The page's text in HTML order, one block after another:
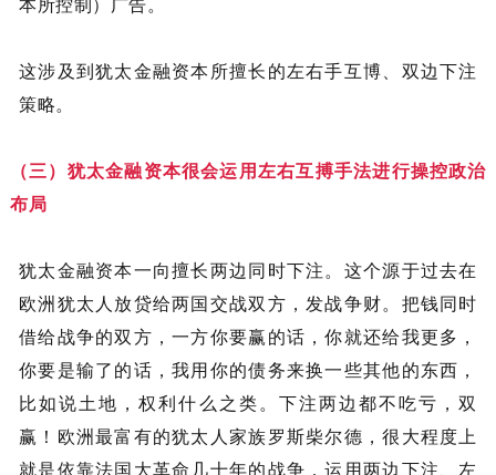
这涉及到犹太金融资本所擅长的左右手互博、双边下注
策略。
（三）犹太金融资本很会运用左右互搏手法进行操控政治
布局
犹太金融资本一向擅长两边同时下注。这个源于过去在
欧洲犹太人放贷给两国交战双方，发战争财。把钱同时
借给战争的双方，一方你要赢的话，你就还给我更多，
你要是输了的话，我用你的债务来换一些其他的东西，
比如说土地，权利什么之类。下注两边都不吃亏，双
赢！欧洲最富有的犹太人家族罗斯柴尔德，很大程度上
就是依靠法国大革命几十年的战争，运用两边下注、左